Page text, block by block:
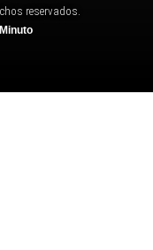
reservados.